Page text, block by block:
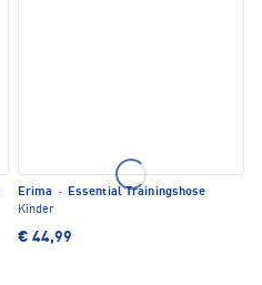
Erima · Essential Trainingshose
Kinder
€ 44,99